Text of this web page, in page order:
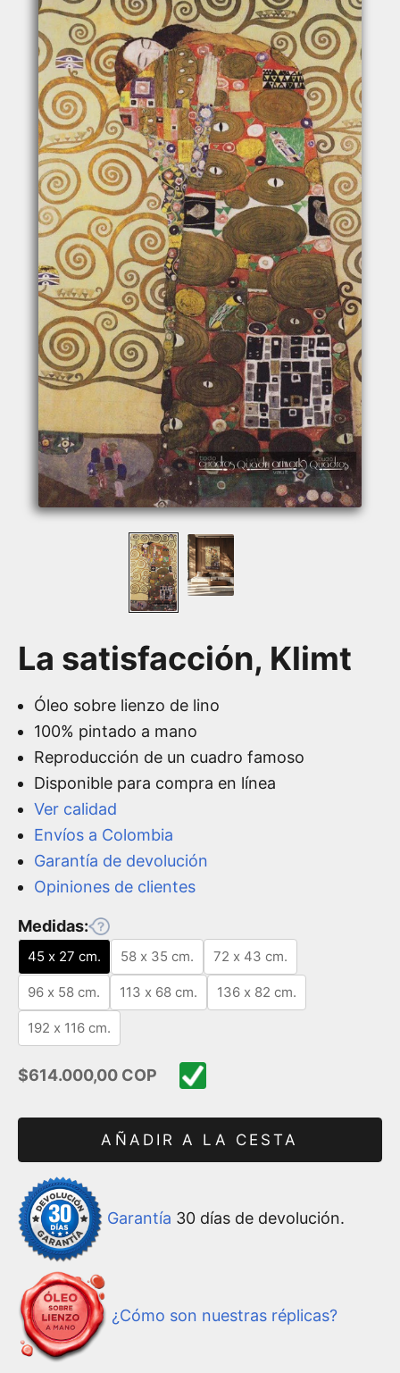
La satisfacción, Klimt
Óleo sobre lienzo de lino
100% pintado a mano
Reproducción de un cuadro famoso
Disponible para compra en línea
Ver calidad
Envíos a Colombia
Garantía de devolución
Opiniones de clientes
Medidas:
45 x 27 cm. 58 x 35 cm. 72 x 43 cm.
96 x 58 cm. 113 x 68 cm. 136 x 82 cm.
192 x 116 cm.
Precio de oferta
$614.000,00 COP
AÑADIR A LA CESTA
Garantía 30 días de devolución.
¿Cómo son nuestras réplicas?